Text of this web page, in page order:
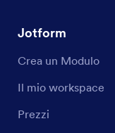
Jotform
Crea un Modulo
Il mio workspace
Prezzi